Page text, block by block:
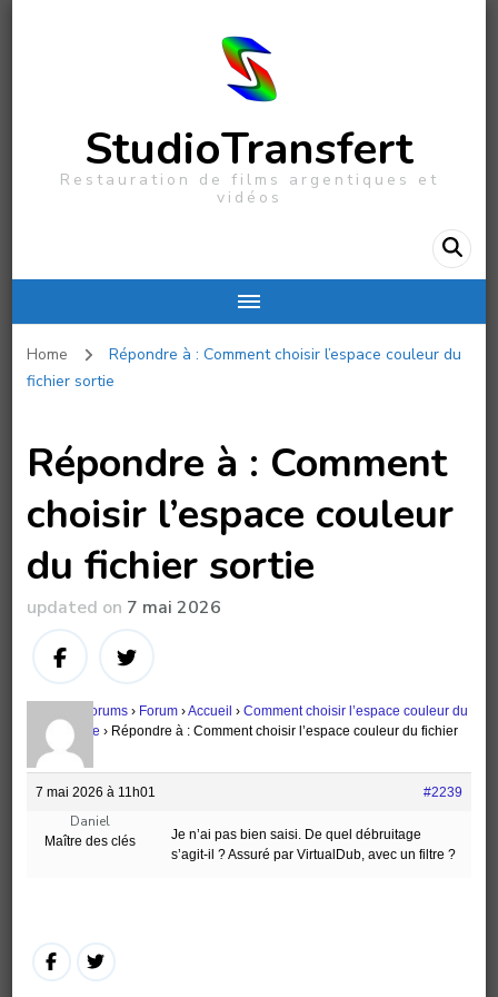
StudioTransfert
Restauration de films argentiques et
vidéos
Home
Répondre à : Comment choisir l’espace couleur du
fichier sortie
Répondre à : Comment
choisir l’espace couleur
du fichier sortie
updated on 7 mai 2026
Forums › Forum ›Accueil › Comment choisir l’espace couleur du
fichier sortie › Répondre à : Comment choisir l’espace couleur du fichier
sortie
7 mai 2026 à 11h01 #2239
Daniel
Maître des clés
Je n’ai pas bien saisi. De quel débruitage
s’agit-il ? Assuré par VirtualDub, avec un filtre ?